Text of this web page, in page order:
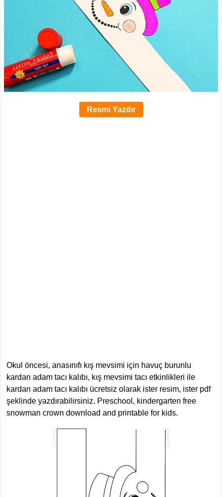
Resmi Yazdır
Okul öncesi, anasınıfı kış mevsimi için havuç burunlu
kardan adam tacı kalıbı, kış mevsimi tacı etkinlikleri ile
kardan adam tacı kalıbı ücretsiz olarak ister resim, ister pdf
şeklinde yazdırabilirsiniz. Preschool, kindergarten free
snowman crown download and printable for kids.